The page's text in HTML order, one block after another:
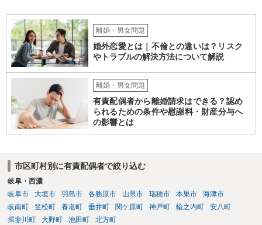
離婚・男女問題
婚外恋愛とは｜不倫との違いは？リスク
やトラブルの解決方法について解説
離婚・男女問題
有責配偶者から離婚請求はできる？認め
られるための条件や慰謝料・財産分与へ
の影響とは
市区町村別に有責配偶者で絞り込む
岐阜・西濃
岐阜市
大垣市 羽島市 各務原市 山県市 瑞穂市 本巣市
海津市
岐南町
笠松町 養老町 垂井町 関ケ原町 神戸町 輪之内町
安八町
揖斐川町
大野町 池田町 北方町